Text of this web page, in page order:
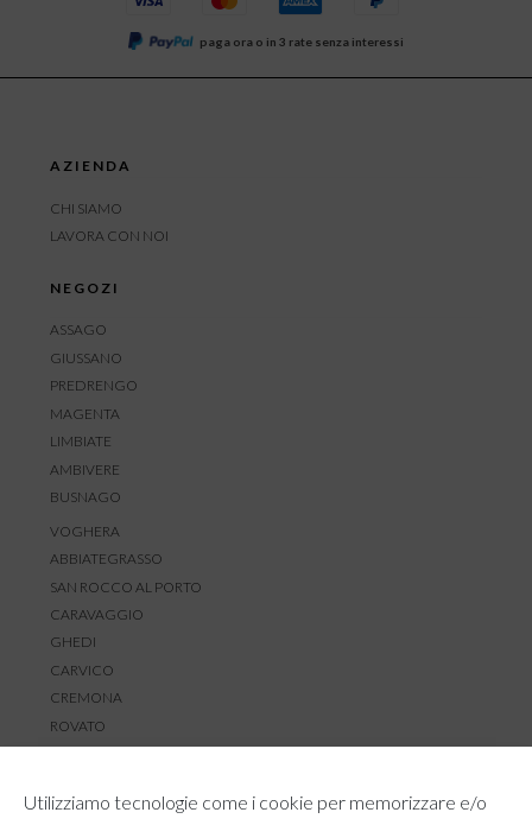
Utilizziamo tecnologie come i cookie per memorizzare e/o
paga ora o in 3 rate senza interessi
AZIENDA
CHI SIAMO
LAVORA CON NOI
NEGOZI
ASSAGO
GIUSSANO
PREDRENGO
MAGENTA
LIMBIATE
AMBIVERE
BUSNAGO
VOGHERA
ABBIATEGRASSO
SAN ROCCO AL PORTO
CARAVAGGIO
GHEDI
CARVICO
CREMONA
ROVATO